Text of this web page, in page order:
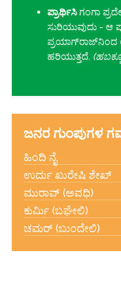
ಪ್ರಾರ್ಥಿಸಿಗಂಗಾ
ಸುರಿಯುವುದು - ಆ
ಪ್ರಯಾಗ್‌ರಾಜ್‌ನಿಂದ
ಹರಿಯುತ್ತದೆ.
ಜನರ ಗುಂಪುಗಳ
ಹಿಂದಿ ನೈ
ಉರ್ದು ಖುರೇಷಿ ಶೇಖ್
ಮುರಾವ್ (ಅವಧಿ)
ಕುರ್ಮಿ (ಬಘೇಲಿ)
ಚಮರ್ (ಬುಂದೇಲಿ)